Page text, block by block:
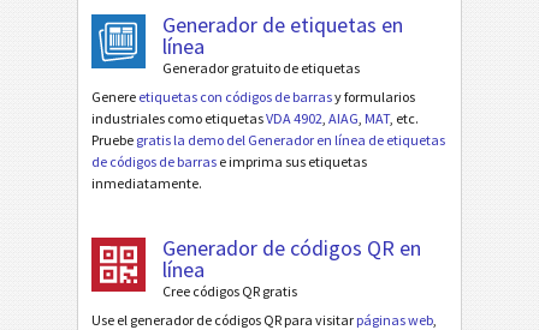
Generador de etiquetas en
línea
Generador gratuito de etiquetas
Genere etiquetas con códigos de barrasy formularios
industriales como etiquetasVDA 4902 AIAG MAT, etc.
Pruebe gratis la demo del Generador en línea de etiquetas
de códigos de barras e imprima sus etiquetas
inmediatamente.
Generador de códigos QR en
línea
Cree códigos QR gratis
Use el generador de códigos QR para visitar páginas web